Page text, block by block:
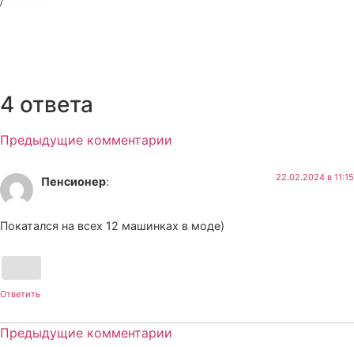
4 ответа
Предыдущие комментарии
Пенсионер: 22.02.2024 в 11:15
Покатался на всех 12 машинках в моде)
Ответить
Предыдущие комментарии